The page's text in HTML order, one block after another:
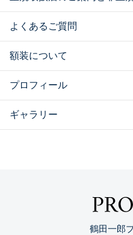
よくあるご質問
額装について
プロフィール
ギャラリー
鶴田一郎